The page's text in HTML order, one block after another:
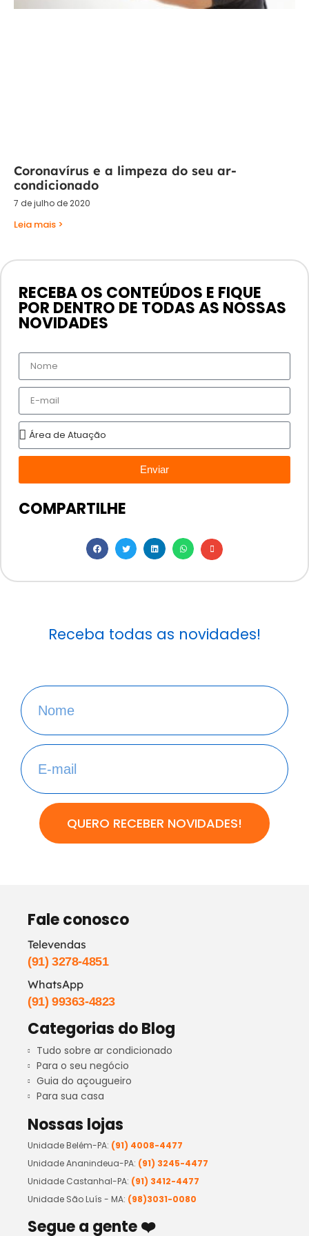
Coronavírus e a limpeza do seu ar-
condicionado
7 de julho de 2020
Leia mais >
RECEBA OS CONTEÚDOS E FIQUE
POR DENTRO DE TODAS AS NOSSAS
NOVIDADES
Enviar
COMPARTILHE
Receba todas as novidades!
QUERO RECEBER NOVIDADES!
Fale conosco
Televendas
(91) 3278-4851
WhatsApp
(91) 99363-4823
Categorias do Blog
Tudo sobre ar condicionado
Para o seu negócio
Guia do açougueiro
Para sua casa
Nossas lojas
Unidade Belém-PA: (91) 4008-4477
Unidade Ananindeua-PA: (91) 3245-4477
Unidade Castanhal-PA: (91) 3412-4477
Unidade São Luís - MA: (98)3031-0080
Segue a gente ❤️